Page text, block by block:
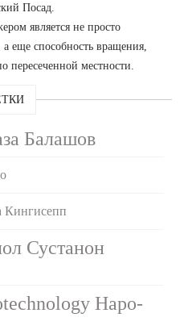
Посад.
является не просто
еще способность вращения,
пересеченной местности.
Балашов
Кингисепп
Сустанон
Наро-